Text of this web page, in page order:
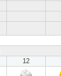
12